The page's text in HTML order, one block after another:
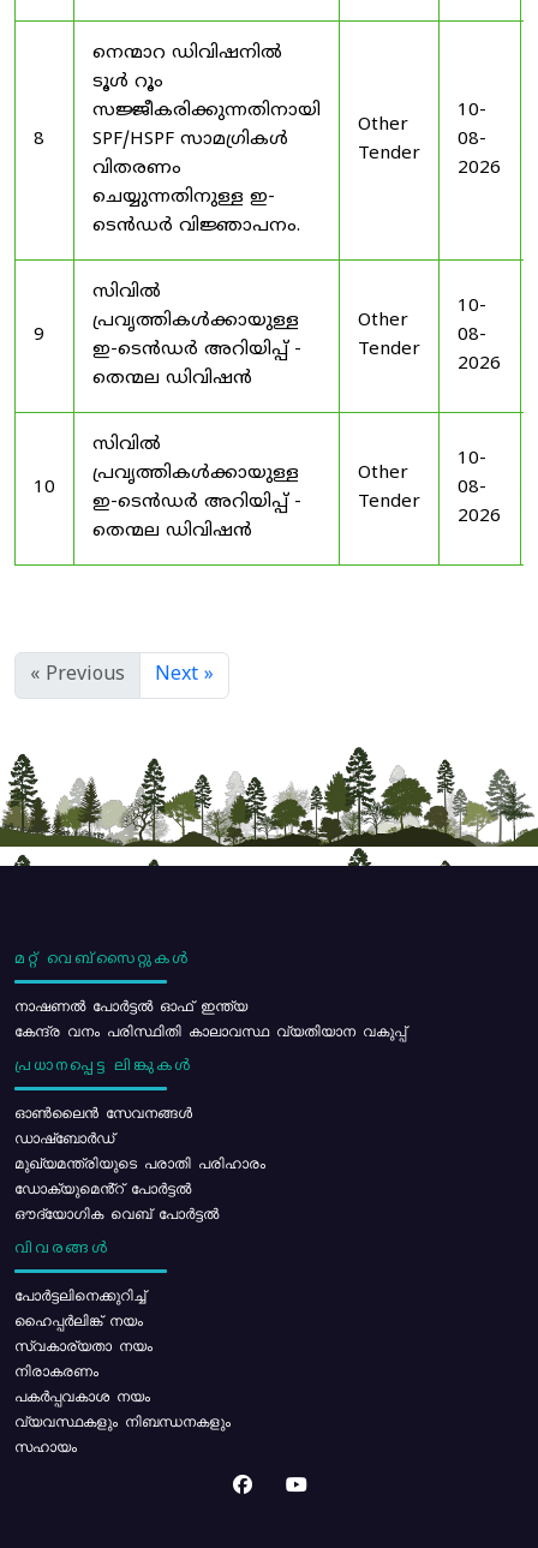
8
നെന്മാറ ഡിവിഷനിൽ
ടൂൾ റൂം
സജ്ജീകരിക്കുന്നതിനായി
SPF/HSPF സാമഗ്രികൾ
വിതരണം
ചെയ്യുന്നതിനുള്ള ഇ-
ടെൻഡർ വിജ്ഞാപനം.
Other
Tender
10-
08-
2026
9
സിവിൽ
പ്രവൃത്തികൾക്കായുള്ള
ഇ-ടെൻഡർ അറിയിപ്പ് -
തെന്മല ഡിവിഷൻ
Other
Tender
10-
08-
2026
10
സിവിൽ
പ്രവൃത്തികൾക്കായുള്ള
ഇ-ടെൻഡർ അറിയിപ്പ് -
തെന്മല ഡിവിഷൻ
Other
Tender
10-
08-
2026
« Previous Next »
മറ്റ് വെബ്സൈറ്റുകൾ
നാഷണൽ പോർട്ടൽ ഓഫ് ഇന്ത്യ
കേന്ദ്ര വനം പരിസ്ഥിതി കാലാവസ്ഥ വ്യതിയാന വകുപ്പ്
പ്രധാനപ്പെട്ട ലിങ്കുകൾ
ഓൺലൈൻ സേവനങ്ങൾ
ഡാഷ്ബോർഡ്
മുഖ്യമന്ത്രിയുടെ പരാതി പരിഹാരം
ഡോക്യുമെൻ്റ് പോർട്ടൽ
ഔദ്യോഗിക വെബ് പോർട്ടൽ
വിവരങ്ങൾ
പോര്‍ട്ടലിനെക്കുറിച്ച്
ഹൈപ്പർലിങ്ക് നയം
സ്വകാര്യതാ നയം
നിരാകരണം
പകർപ്പവകാശ നയം
വ്യവസ്ഥകളും നിബന്ധനകളും
സഹായം